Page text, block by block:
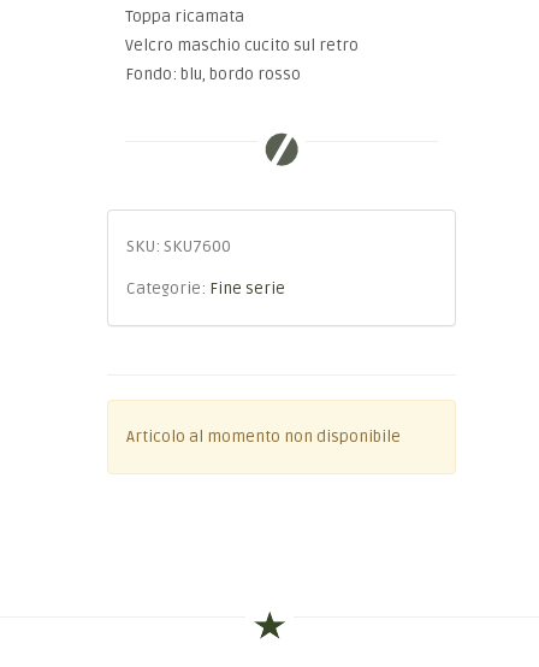
Toppa ricamata
Velcro maschio cucito sul retro
Fondo: blu, bordo rosso
SKU: SKU7600
Categorie: Fine serie
Articolo al momento non disponibile